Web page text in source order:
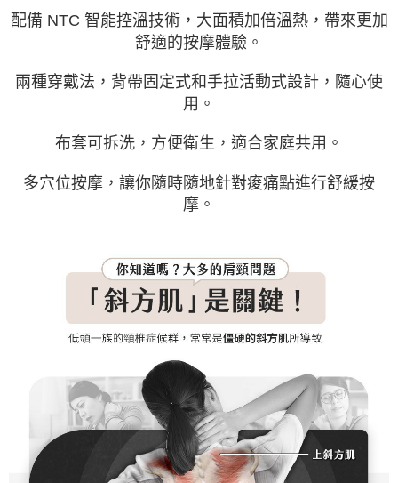
配備 NTC 智能控溫技術，大面積加倍溫熱，帶來更加
舒適的按摩體驗。
兩種穿戴法，背帶固定式和手拉活動式設計，隨心使
用。
布套可拆洗，方便衛生，適合家庭共用。
多穴位按摩，讓你隨時隨地針對痠痛點進行舒緩按
摩。